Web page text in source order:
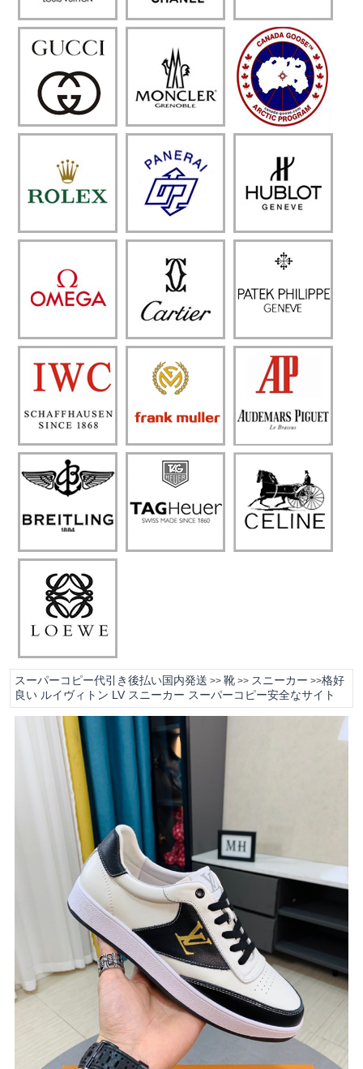
スーパーコピー代引き後払い国内発送 >> 靴>> スニーカー >>格好
良い ルイヴィトン LV スニーカー スーパーコピー安全なサイト